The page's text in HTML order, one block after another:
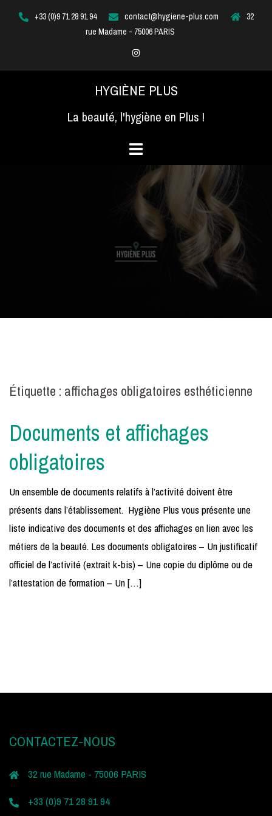
+33 (0)9 71 28 91 94 contact@hygiene-plus.com
32
rue Madame - 75006 PARIS
Instagram
HYGIÈNE PLUS
La beauté, l'hygiène en Plus !
Étiquette : affichages obligatoires esthéticienne
Documents et affichages
obligatoires
Un ensemble de documents relatifs à l’activité doivent être
présents dans l’établissement. Hygiène Plus vous présente une
liste indicative des documents et des affichages en lien avec les
métiers de la beauté. Les documents obligatoires – Un justificatif
officiel de l’activité (extrait k-bis) – Une copie du diplôme ou de
l’attestation de formation – Un […]
CONTACTEZ-NOUS
32 rue Madame - 75006 PARIS
+33 (0)9 71 28 91 94